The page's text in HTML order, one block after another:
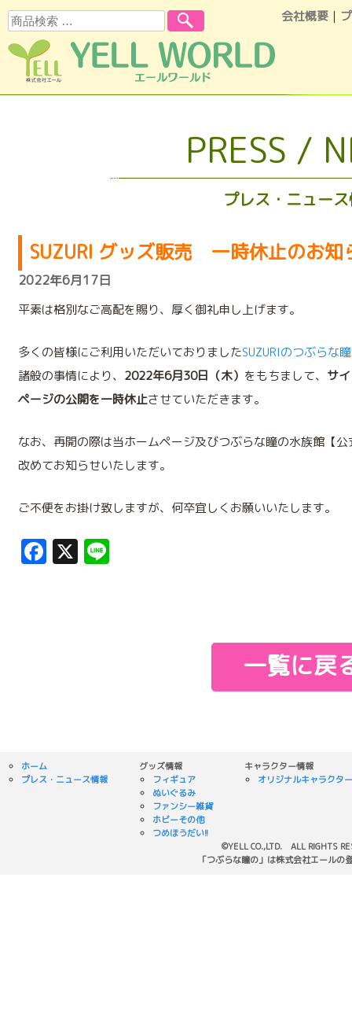
会社概要 ｜
検索
PRESS /
プレス・ニュー
SUZURI グッズ販売 一時休止のお知
2022年6月17日
平素は格別なご高配を賜り、厚く御礼申し上げます。
多くの皆様にご利用いただいておりましたSUZURIのつぶらな
諸般の事情により、 2022年6月30日（木） をもちまして、 サ
ページの公開を一時休止させていただきます。
なお、再開の際は当ホームページ及びつぶらな瞳の水族館【
改めてお知らせいたします。
ご不便をお掛け致しますが、何卒宜しくお願いいたします。
Facebook
X Line
一覧に戻
ホーム
プレス・ニュース情報
グッズ情報
フィギュア
ぬいぐるみ
ファンシー雑貨
ホビーその他
つめほうだい!!
キャラクター情報
オリジナルキャラクター
©YELL CO.,LTD. ALL RIGHTS
「つぶらな瞳の」は株式会社エールの